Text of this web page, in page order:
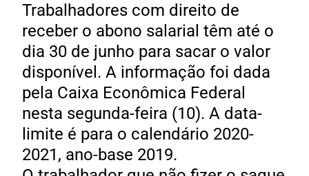
Trabalhadores com direito de
receber o abono salarial têm até o
dia 30 de junho para sacar o valor
disponível. A informação foi dada
pela Caixa Econômica Federal
nesta segunda-feira (10). A data-
limite é para o calendário 2020-
2021, ano-base 2019.